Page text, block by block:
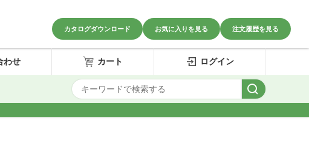
カタログダウンロード お気に入りを見る 注文履歴を見る
わせ カート ログイン